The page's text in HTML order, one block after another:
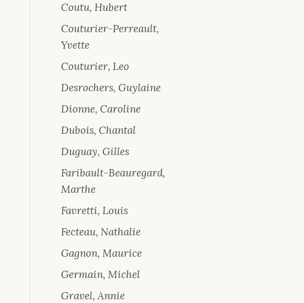
Coutu, Hubert
Couturier-Perreault,
Yvette
Couturier, Leo
Desrochers, Guylaine
Dionne, Caroline
Dubois, Chantal
Duguay, Gilles
Faribault-Beauregard,
Marthe
Favretti, Louis
Fecteau, Nathalie
Gagnon, Maurice
Germain, Michel
Gravel, Annie